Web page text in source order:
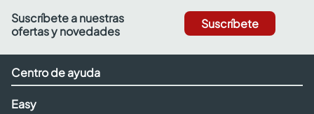
Suscríbete a nuestras
ofertas y novedades
Suscríbete
Centro de ayuda
Easy